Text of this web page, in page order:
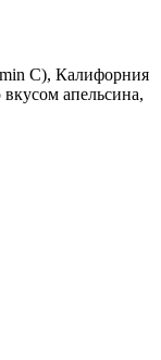
C), Калифорния
апельсина,